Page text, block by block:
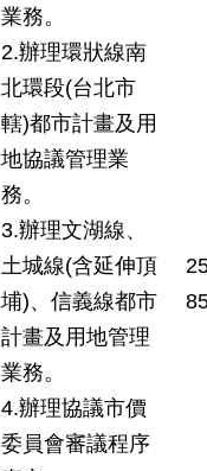
業務。
2.辦理環狀線南
北環段(台北市
轄)都市計畫及用
地協議管理業
務。
3.辦理文湖線、
土城線(含延伸頂
埔)、信義線都市
計畫及用地管理
業務。
4.辦理協議市價
委員會審議程序